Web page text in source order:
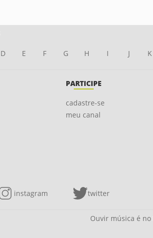
D E F G H I J K
PARTICIPE
cadastre-se
meu canal
instagram twitter
Ouvir música é no